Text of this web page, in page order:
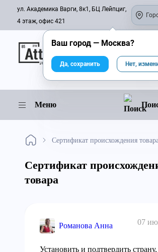
ул. Академика Варги, 8к1, БЦ Лейпциг,
4 этаж, офис 421
Онлайн-журнал
Меню
Сертификат происхождения
Сертификат
товара
Романова Анна 07
Установить и подтвердить страну,
Ваш город — Москва?
Да, сохранить Нет,